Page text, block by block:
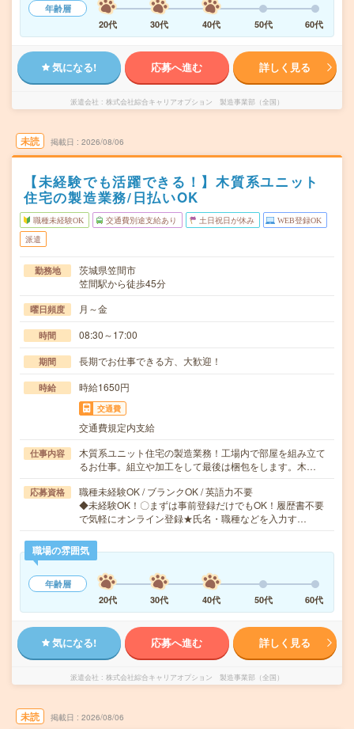
年齢層
20代
30代 40代 50代 60代
気になる! 応募へ進む 詳しく見る
派遣会社 株式会社綜合キャリアオプション 製造事業部（全国）
未読 掲載日 2026/08/06
【未経験でも活躍できる！】木質系ユニット
住宅の製造業務/日払いOK
職種未経験OK 交通費別途支給あり 土日祝日が休み WEB登録OK
派遣
勤務地
茨城県笠間市
笠間駅から徒歩45分
曜日頻度 月～金
時間 08:30～17:00
期間 長期でお仕事できる方、大歓迎！
時給 時給1650円
交通費
交通費規定内支給
仕事内容
木質系ユニット住宅の製造業務！工場内で部屋を組み立て
るお仕事。組立や加工をして最後は梱包をします。木…
応募資格
職種未経験OK / ブランクOK / 英語力不要
◆未経験OK！〇まずは事前登録だけでもOK！履歴書不要
で気軽にオンライン登録★氏名・職種などを入力す…
職場の雰囲気
年齢層
20代
30代 40代 50代 60代
気になる! 応募へ進む 詳しく見る
派遣会社 株式会社綜合キャリアオプション 製造事業部（全国）
未読 掲載日 2026/08/06